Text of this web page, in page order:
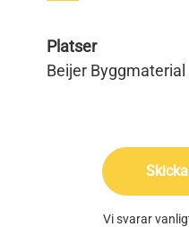
Platser
Beijer Byggmaterial
Vi svarar